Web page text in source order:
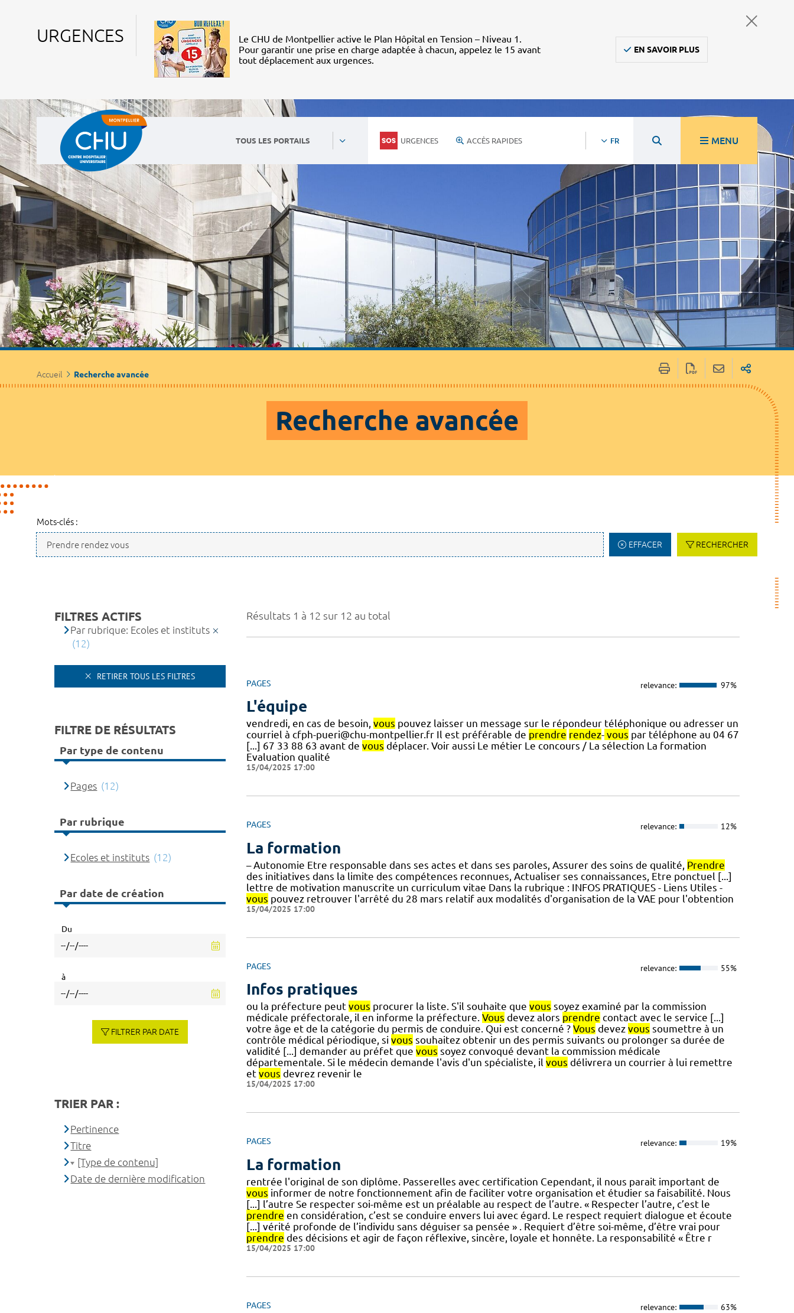
URGENCES
Le CHU de Montpellier active le Plan Hôpital en Tension – Niveau 1.
Pour garantir une prise en charge adaptée à chacun, appelez le 15 avant
tout déplacement aux urgences.
EN SAVOIR PLUS
TOUS LES PORTAILS URGENCES ACCÈS RAPIDES FR MENU
Accueil Recherche avancée
Recherche avancée
Mots-clés :
EFFACER RECHERCHER
Résultats 1 à 12 sur 12 au total
PAGES relevance: 97%
L'équipe
vendredi, en cas de besoin, vous pouvez laisser un message sur le répondeur téléphonique ou adresser un
courriel à cfph-pueri@chu-montpellier.fr Il est préférable de prendre rendez- vous par téléphone au 04 67
[...] 67 33 88 63 avant de vous déplacer. Voir aussi Le métier Le concours / La sélection La formation
Evaluation qualité
15/04/2025 17:00
PAGES relevance: 12%
La formation
– Autonomie Etre responsable dans ses actes et dans ses paroles, Assurer des soins de qualité, Prendre
des initiatives dans la limite des compétences reconnues, Actualiser ses connaissances, Etre ponctuel [...]
lettre de motivation manuscrite un curriculum vitae Dans la rubrique : INFOS PRATIQUES - Liens Utiles -
vous pouvez retrouver l'arrêté du 28 mars relatif aux modalités d'organisation de la VAE pour l'obtention
15/04/2025 17:00
PAGES relevance: 55%
Infos pratiques
ou la préfecture peut vous procurer la liste. S'il souhaite que vous soyez examiné par la commission
médicale préfectorale, il en informe la préfecture. Vous devez alors prendre contact avec le service [...]
votre âge et de la catégorie du permis de conduire. Qui est concerné ? Vous devez vous soumettre à un
contrôle médical périodique, si vous souhaitez obtenir un des permis suivants ou prolonger sa durée de
validité [...] demander au préfet que vous soyez convoqué devant la commission médicale
départementale. Si le médecin demande l'avis d'un spécialiste, il vous délivrera un courrier à lui remettre
et vous devrez revenir le
15/04/2025 17:00
PAGES relevance: 19%
La formation
rentrée l'original de son diplôme. Passerelles avec certification Cependant, il nous parait important de
vous informer de notre fonctionnement afin de faciliter votre organisation et étudier sa faisabilité. Nous
[...] l’autre Se respecter soi-même est un préalable au respect de l’autre. « Respecter l’autre, c’est le
prendre en considération, c’est se conduire envers lui avec égard. Le respect requiert dialogue et écoute
[...] vérité profonde de l’individu sans déguiser sa pensée » . Requiert d’être soi-même, d’être vrai pour
prendre des décisions et agir de façon réflexive, sincère, loyale et honnête. La responsabilité « Être r
15/04/2025 17:00
PAGES relevance: 63%
FILTRES ACTIFS
Par rubrique: Ecoles et instituts
(12)
RETIRER TOUS LES FILTRES
FILTRE DE RÉSULTATS
Par type de contenu
Pages (12)
Par rubrique
Ecoles et instituts (12)
Par date de création
Du
à
FILTRER PAR DATE
TRIER PAR :
Pertinence
Titre
[Type de contenu]
Date de dernière modification